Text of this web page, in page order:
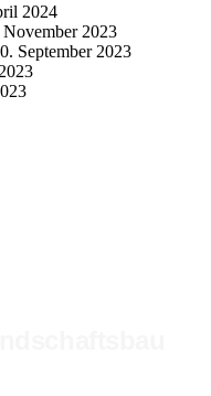
2024
November 2023
September 2023